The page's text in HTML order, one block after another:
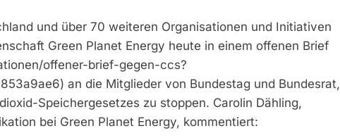
und über 70 weiteren Organisationen und Initiativen
Green Planet Energy heute in einem offenen Brief
offener-brief-gegen-ccs?
an die Mitglieder von Bundestag und Bundesrat,
Speichergesetzes zu stoppen. Carolin Dähling,
bei Green Planet Energy, kommentiert: